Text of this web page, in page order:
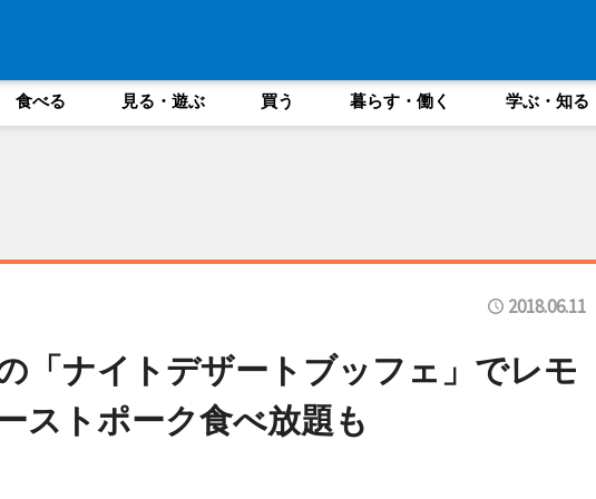
食べる 見る・遊ぶ 買う 暮らす・働く 学ぶ・知る
2018.06.11
「ナイトデザートブッフェ」でレモ
ストポーク食べ放題も